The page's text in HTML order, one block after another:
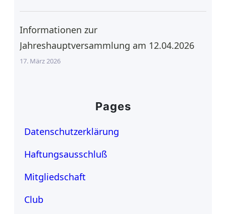
Informationen zur
Jahreshauptversammlung am 12.04.2026
17. März 2026
Pages
Datenschutzerklärung
Haftungsausschluß
Mitgliedschaft
Club